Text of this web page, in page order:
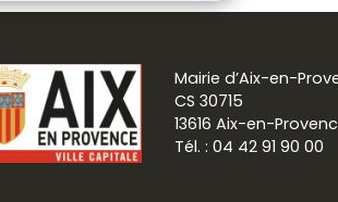
Mairie d’Aix-en-
CS 30715
13616 Aix-en-
Tél. : 04 42 91 90 00